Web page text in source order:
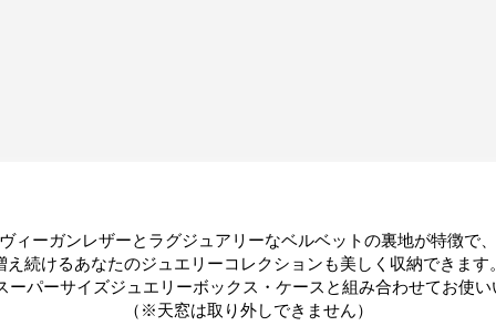
ヴィーガンレザーとラグジュアリーなベルベットの裏地が特徴で、
え続けるあなたのジュエリーコレクションも美しく収納できます。
ーパーサイズジュエリーボックス・ケースと組み合わせてお使い
（※天窓は取り外しできません）